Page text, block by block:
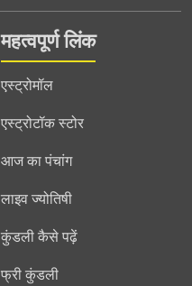
महत्वपूर्ण लिंक
एस्ट्रोमॉल
एस्ट्रोटॉक स्टोर
आज का पंचांग
लाइव ज्योतिषी
कुंडली कैसे पढ़ें
फ्री कुंडली